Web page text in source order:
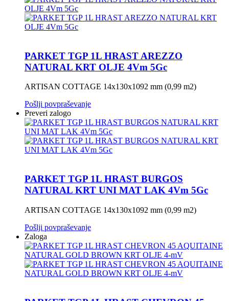
PARKET TGP 1L HRAST AREZZO
NATURAL KRT OLJE 4Vm 5Gc
ARTISAN COTTAGE 14x130x1092 mm (0,99 m2)
Pošlji povpraševanje
Preveri zalogo
PARKET TGP 1L HRAST BURGOS
NATURAL KRT UNI MAT LAK 4Vm 5Gc
ARTISAN COTTAGE 14x130x1092 mm (0,99 m2)
Pošlji povpraševanje
Zaloga